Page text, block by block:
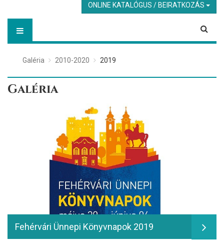
ONLINE KATALÓGUS / BEIRATKOZÁS
Galéria 2010-2020 2019
Galéria
Fehérvári Ünnepi Könyvnapok 2019